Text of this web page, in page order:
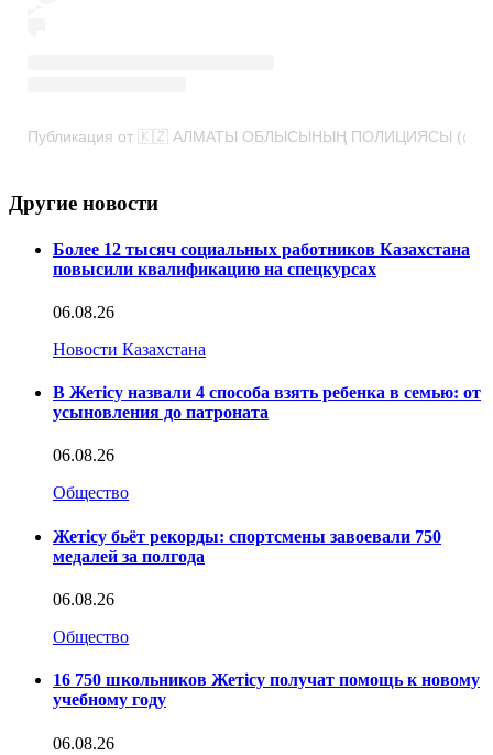
Публикация от 🇰🇿 АЛМАТЫ ОБЛЫСЫНЫҢ ПОЛИЦИЯСЫ
Другие новости
Более 12 тысяч социальных работников Казахстана
повысили квалификацию на спецкурсах
06.08.26
Новости Казахстана
В Жетісу назвали 4 способа взять ребенка в семью: от
усыновления до патроната
06.08.26
Общество
Жетісу бьёт рекорды: спортсмены завоевали 750
медалей за полгода
06.08.26
Общество
16 750 школьников Жетісу получат помощь к новому
учебному году
06.08.26